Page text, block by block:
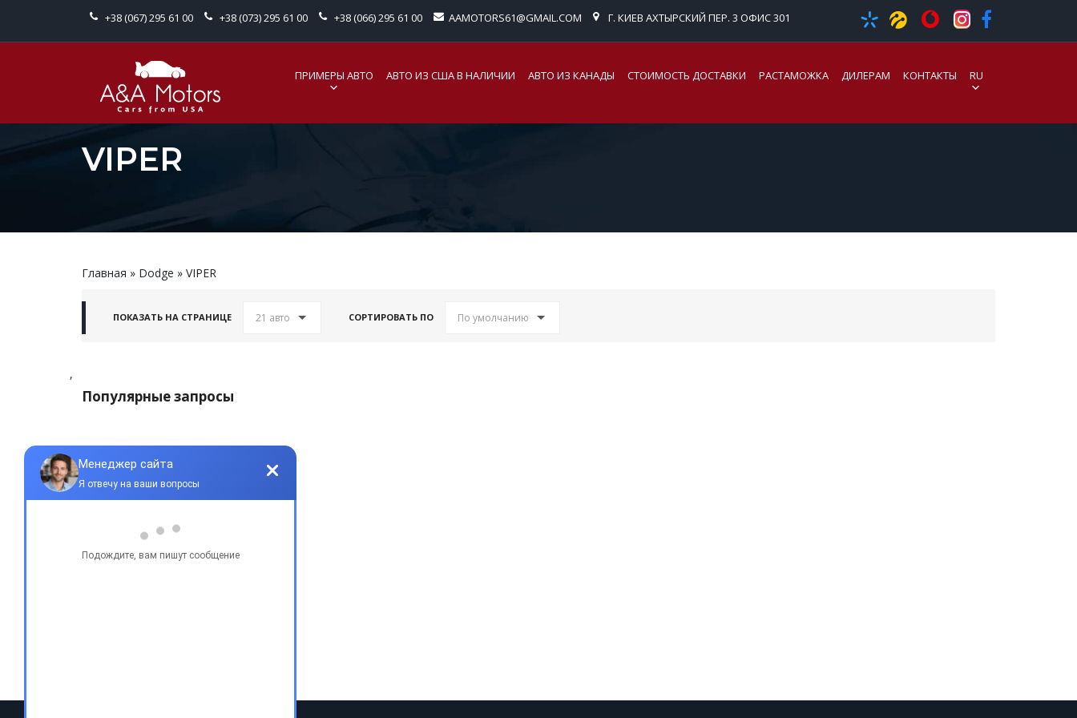
+38 (067) 295 61 00 +38 (073) 295 61 00 +38 (066) 295 61 00 AAMOTORS61@GMAIL.COM Г. КИЕВ АХТЫРСКИЙ ПЕР. 3 ОФИС 301
ПРИМЕРЫ АВТО АВТО ИЗ США В НАЛИЧИИ АВТО ИЗ КАНАДЫ СТОИМОСТЬ ДОСТАВКИ РАСТАМОЖКА ДИЛЕРАМ КОНТАКТЫ RU
VIPER
Главная » Dodge » VIPER
ПОКАЗАТЬ НА СТРАНИЦЕ 21 авто СОРТИРОВАТЬ ПО По умолчанию
,
Популярные запросы
Купить бу автомобиль
Купить авто в Украине